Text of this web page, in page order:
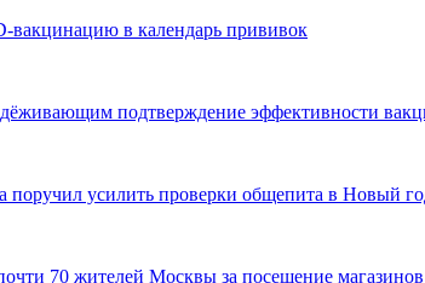
вакцинацию в календарь прививок
подтверждение эффективности
поручил усилить проверки общепита в Новый
70 жителей Москвы за посещение магазинов